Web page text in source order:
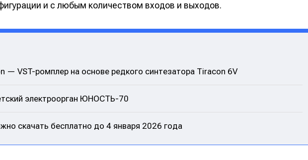
Мы в социальных сетях
Помощь проекту
Мы в социальных сетях
Помощь проекту
и с любым количеством входов и выходов.
— VST-ромплер на основе редкого синтезатора Tiracon 6V
электроорган ЮНОСТЬ-70
скачать бесплатно до 4 января 2026 года